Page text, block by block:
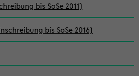
bis SoSe 2011)
bis SoSe 2016)